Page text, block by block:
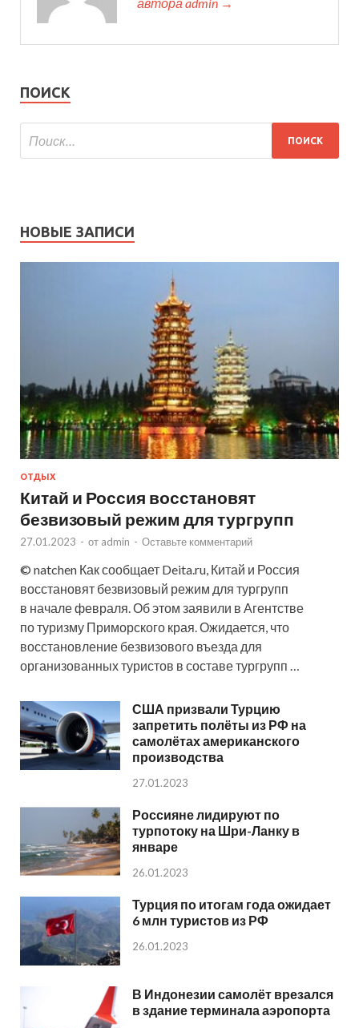
ПОИСК
НОВЫЕ ЗАПИСИ
ОТДЫХ
Китай и Россия восстановят
безвизовый режим для тургрупп
27.01.2023 - от admin - Оставьте комментарий
© natchen Как сообщает Deita.ru, Китай и Россия
восстановят безвизовый режим для тургрупп
в начале февраля. Об этом заявили в Агентстве
по туризму Приморского края. Ожидается, что
восстановление безвизового въезда для
организованных туристов в составе тургрупп …
США призвали Турцию
запретить полёты из РФ на
самолётах американского
производства
27.01.2023
Россияне лидируют по
турпотоку на Шри-Ланку в
январе
26.01.2023
Турция по итогам года ожидает
6 млн туристов из РФ
26.01.2023
В Индонезии самолёт врезался
в здание терминала аэропорта